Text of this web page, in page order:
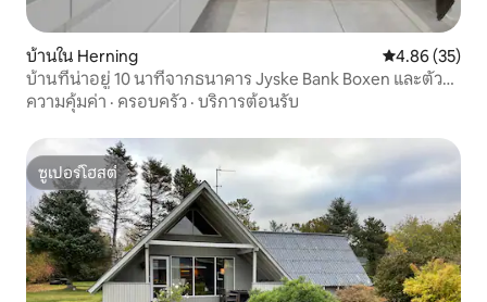
บ้านใน Herning คะแนนเฉลี่ย
4.86 (35)
บ้านที่น่าอยู่ 10 นาทีจากธนาคาร Jyske Bank Boxen และตัว
เมือง
ความคุ้มค่า · ครอบครัว · บริการต้อนรับ
ซูเปอร์โฮสต์
ซูเปอร์โฮสต์